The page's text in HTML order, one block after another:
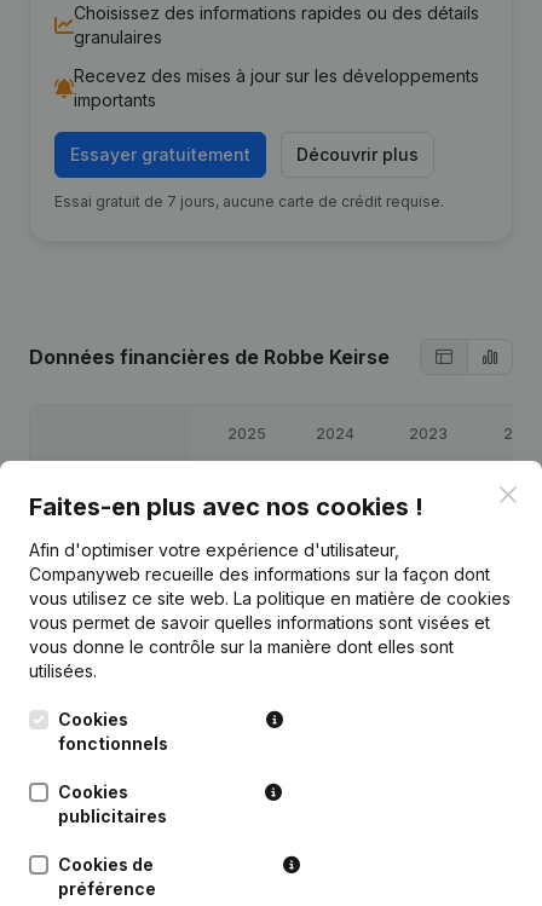
Choisissez des informations rapides ou des détails
granulaires
Recevez des mises à jour sur les développements
importants
Essayer gratuitement Découvrir plus
Essai gratuit de 7 jours, aucune carte de crédit requise.
Données financières de Robbe Keirse
2025 2024 2023 2022
Bénéfices/pertes -12 445
Capitaux propres €10 379 €-2 856 €
46 313 € 34 217 33 447
Publicationsde Robbe Keirse
Date
Faites-en plus avec nos cookies !
Afin d'optimiser votre expérience d'utilisateur,
Companyweb recueille des informations sur la façon dont
vous utilisez ce site web. La politique en matière de cookies
vous permet de savoir quelles informations sont visées et
vous donne le contrôle sur la manière dont elles sont
utilisées.
Cookies
fonctionnels
Cookies
publicitaires
Cookies de
préférence